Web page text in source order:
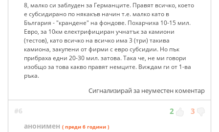
8, малко си заблуден за Германците. Правят всичко, което
е субсидирано по някакъв начин т.е. малко като в
България - "крандене" на фондове. Похарчиха 10-15 мил.
Евро, за 10км електрифициран учнатък за камиони
(тестов), като всичко на всичко има 3 (три) такива
камиона, закупени от фирми с евро субсидии. Но пък
прибраха едни 20-30 мил. затова. Така че, не ми говори
изобщо за това какво правят немците. Виждам ги от 1-ва
ръка.
Сигнализирай за неуместен коментар
#6 2 3
анонимен ( преди 6 години )